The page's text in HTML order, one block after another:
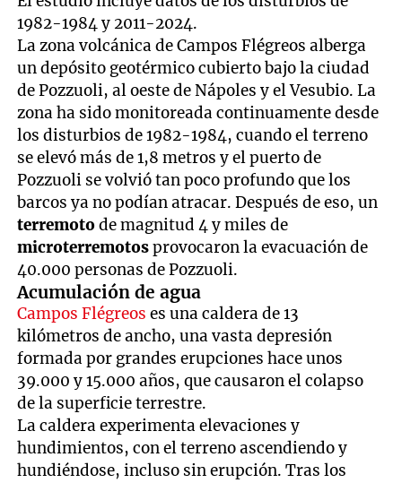
1982-1984 y 2011-2024.
La zona volcánica de Campos Flégreos alberga
un depósito geotérmico cubierto bajo la ciudad
de Pozzuoli, al oeste de Nápoles y el Vesubio. La
zona ha sido monitoreada continuamente desde
los disturbios de 1982-1984, cuando el terreno
se elevó más de 1,8 metros y el puerto de
Pozzuoli se volvió tan poco profundo que los
barcos ya no podían atracar. Después de eso, un
terremotode magnitud 4 y miles de
microterremotosprovocaron la evacuación de
40.000 personas de Pozzuoli.
Acumulación de agua
Campos Flégreos es una caldera de 13
kilómetros de ancho, una vasta depresión
formada por grandes erupciones hace unos
39.000 y 15.000 años, que causaron el colapso
de la superficie terrestre.
La caldera experimenta elevaciones y
hundimientos, con el terreno ascendiendo y
hundiéndose, incluso sin erupción. Tras los